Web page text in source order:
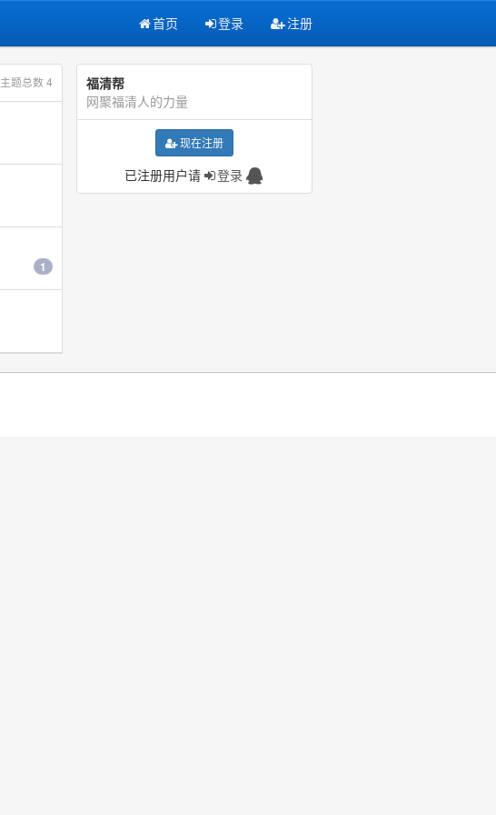
首页 登录 注册
主题总数 4
1
福清帮
网聚福清人的力量
现在注册
已注册用户请 登录